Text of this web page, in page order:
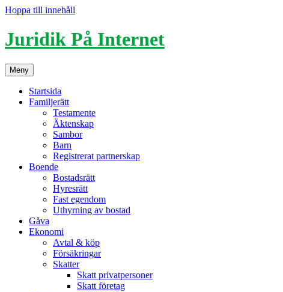
Hoppa till innehåll
Juridik På Internet
Meny
Startsida
Familjerätt
Testamente
Äktenskap
Sambor
Barn
Registrerat partnerskap
Boende
Bostadsrätt
Hyresrätt
Fast egendom
Uthyrning av bostad
Gåva
Ekonomi
Avtal & köp
Försäkringar
Skatter
Skatt privatpersoner
Skatt företag